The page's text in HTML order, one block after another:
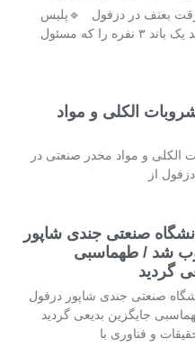
بعنف در دزفول 🔹پلیس
دزفول موفق شد یک باند ۳ نفره را که مسئول
الکلی و مواد
الکلی و مواد مخدر صنعتی در
از
صنعتی جندی شاپور
شد / طهماسبی
گردید
صنعتی جندی شاپور دزفول
جایگزین بدیعی گردید
و فناوری با